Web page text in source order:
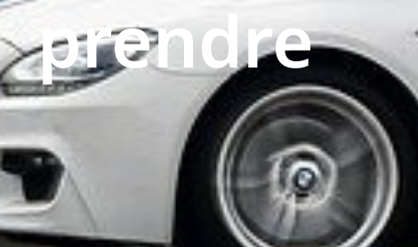
prendre